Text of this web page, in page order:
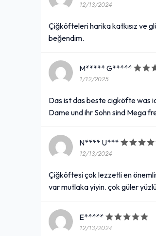
12/13/2024
Çiğköfteleri harika katkısız ve
beğendim.
M***** G*****
1/12/2025
Das ist das beste cigköfte was
Dame und ihr Sohn sind Mega
N**** U***
12/13/2024
Çiğköftesi çok lezzetli en
var mutlaka yiyin. çok güler
E*****
12/13/2024